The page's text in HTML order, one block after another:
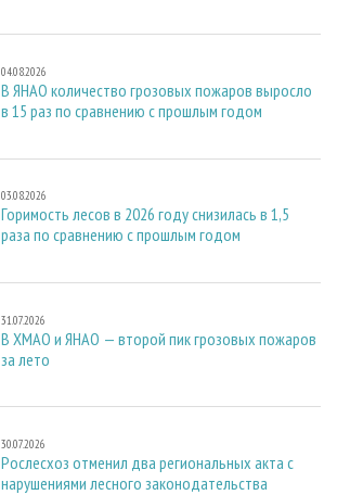
04.08.2026
В ЯНАО количество грозовых пожаров выросло
в 15 раз по сравнению с прошлым годом
03.08.2026
Горимость лесов в 2026 году снизилась в 1,5
раза по сравнению с прошлым годом
31.07.2026
В ХМАО и ЯНАО — второй пик грозовых пожаров
за лето
30.07.2026
Рослесхоз отменил два региональных акта с
нарушениями лесного законодательства